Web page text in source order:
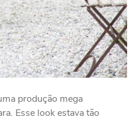
produção mega
Esse look estava tão